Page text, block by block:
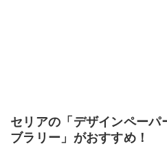
セリアの「デザインペーパ
ブラリー」がおすすめ！